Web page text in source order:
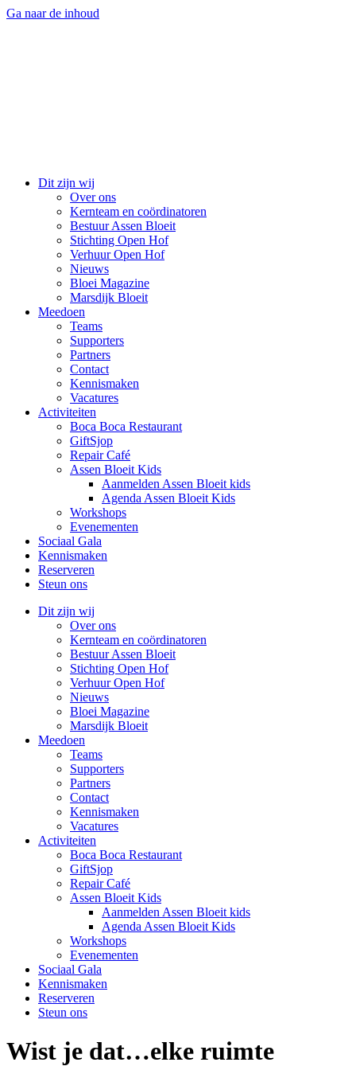
Ga naar de inhoud
Dit zijn wij
Over ons
Kernteam en coördinatoren
Bestuur Assen Bloeit
Stichting Open Hof
Verhuur Open Hof
Nieuws
Bloei Magazine
Marsdijk Bloeit
Meedoen
Teams
Supporters
Partners
Contact
Kennismaken
Vacatures
Activiteiten
Boca Boca Restaurant
GiftSjop
Repair Café
Assen Bloeit Kids
Aanmelden Assen Bloeit kids
Agenda Assen Bloeit Kids
Workshops
Evenementen
Sociaal Gala
Kennismaken
Reserveren
Steun ons
Dit zijn wij
Over ons
Kernteam en coördinatoren
Bestuur Assen Bloeit
Stichting Open Hof
Verhuur Open Hof
Nieuws
Bloei Magazine
Marsdijk Bloeit
Meedoen
Teams
Supporters
Partners
Contact
Kennismaken
Vacatures
Activiteiten
Boca Boca Restaurant
GiftSjop
Repair Café
Assen Bloeit Kids
Aanmelden Assen Bloeit kids
Agenda Assen Bloeit Kids
Workshops
Evenementen
Sociaal Gala
Kennismaken
Reserveren
Steun ons
Wist je dat…elke ruimte